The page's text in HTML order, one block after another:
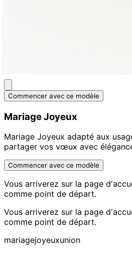
Commencer avec ce modèle
Mariage Joyeux
Mariage Joyeux adapté aux
partager vos vœux avec
Commencer avec ce modèle
Vous arriverez sur la page
comme point de départ.
Vous arriverez sur la page
comme point de départ.
mariagejoyeuxunion